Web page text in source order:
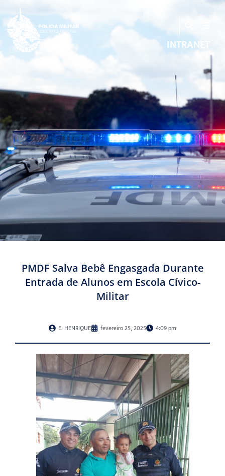
INTRANET
PMDF Salva Bebê Engasgada Durante
Entrada de Alunos em Escola Cívico-
Militar
E. HENRIQUE fevereiro 25, 2025 4:09 pm